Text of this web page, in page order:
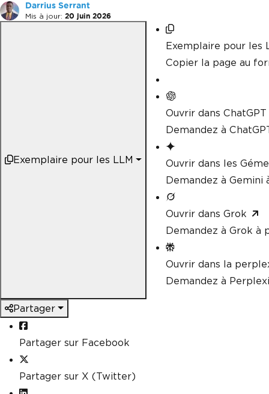
Darrius Serrant
Mis à jour: 20 juin 2026
Exemplaire pour les LLM
Exemplaire pour les
Copier la page au
Ouvrir dans ChatGPT
Demandez à
Ouvrir dans les
Demandez à
Ouvrir dans Grok
Demandez à Grok à
Ouvrir dans la
Demandez à
Partager
Partager sur Facebook
Partager sur X (Twitter)